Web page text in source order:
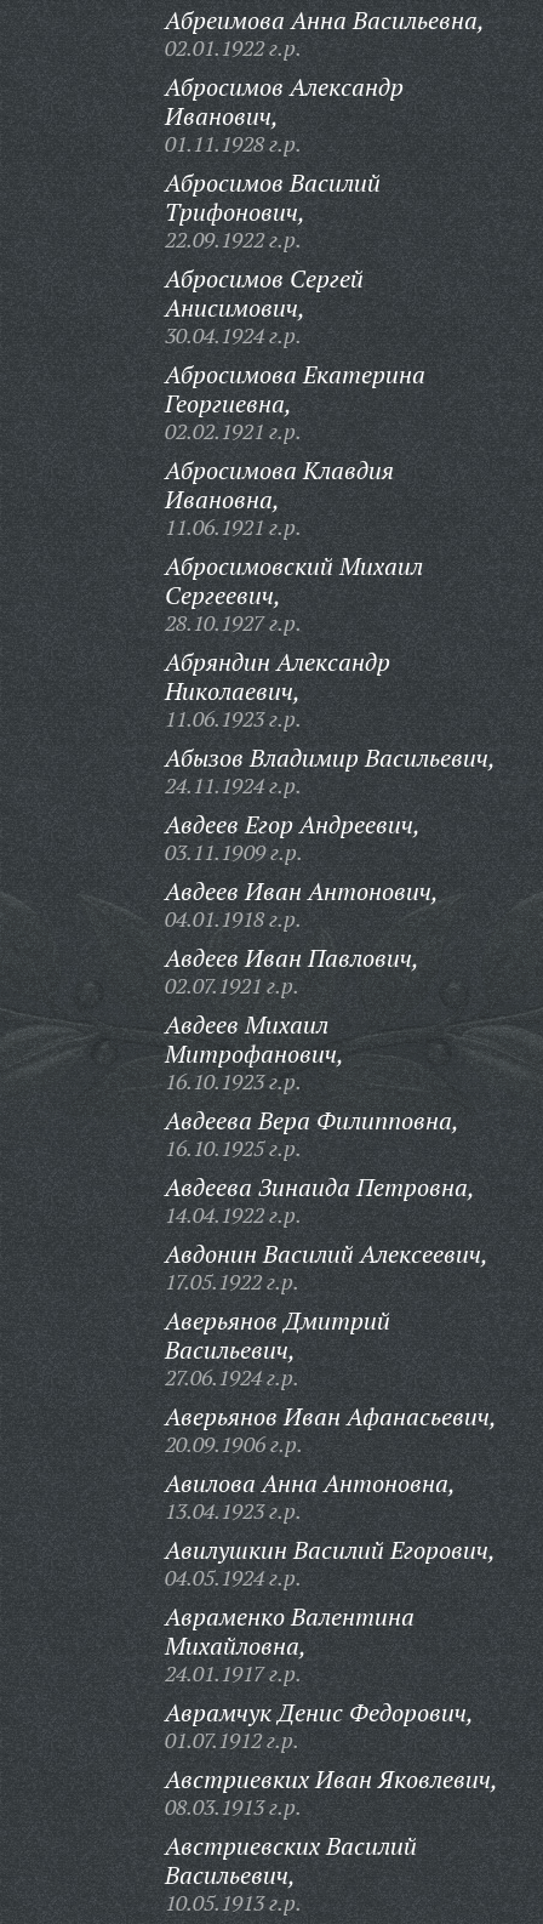
Абреимова Анна Васильевна,
02.01.1922 г.р.
Абросимов Александр
Иванович,
01.11.1928 г.р.
Абросимов Василий
Трифонович,
22.09.1922 г.р.
Абросимов Сергей
Анисимович,
30.04.1924 г.р.
Абросимова Екатерина
Георгиевна,
02.02.1921 г.р.
Абросимова Клавдия
Ивановна,
11.06.1921 г.р.
Абросимовский Михаил
Сергеевич,
28.10.1927 г.р.
Абряндин Александр
Николаевич,
11.06.1923 г.р.
Абызов Владимир Васильевич,
24.11.1924 г.р.
Авдеев Егор Андреевич,
03.11.1909 г.р.
Авдеев Иван Антонович,
04.01.1918 г.р.
Авдеев Иван Павлович,
02.07.1921 г.р.
Авдеев Михаил
Митрофанович,
16.10.1923 г.р.
Авдеева Вера Филипповна,
16.10.1925 г.р.
Авдеева Зинаида Петровна,
14.04.1922 г.р.
Авдонин Василий Алексеевич,
17.05.1922 г.р.
Аверьянов Дмитрий
Васильевич,
27.06.1924 г.р.
Аверьянов Иван Афанасьевич,
20.09.1906 г.р.
Авилова Анна Антоновна,
13.04.1923 г.р.
Авилушкин Василий Егорович,
04.05.1924 г.р.
Авраменко Валентина
Михайловна,
24.01.1917 г.р.
Аврамчук Денис Федорович,
01.07.1912 г.р.
Австриевких Иван Яковлевич,
08.03.1913 г.р.
Австриевских Василий
Васильевич,
10.05.1913 г.р.